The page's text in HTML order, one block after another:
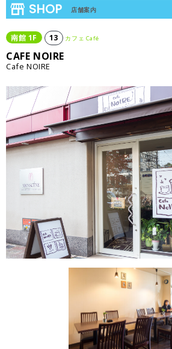
SHOP 店舗案内
南館 1F 13 カフェ Café
CAFE NOIRE
Cafe NOIRE